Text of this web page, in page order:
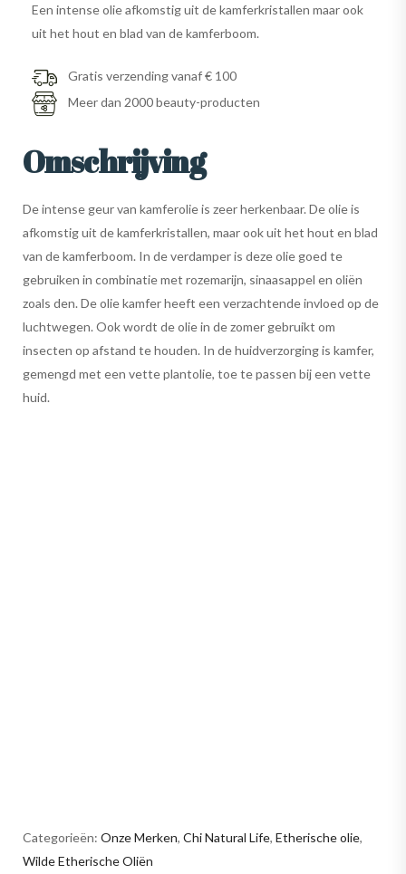
Een intense olie afkomstig uit de kamferkristallen maar ook
uit het hout en blad van de kamferboom.
Gratis verzending vanaf € 100
Meer dan 2000 beauty-producten
Omschrijving
De intense geur van kamferolie is zeer herkenbaar. De olie is
afkomstig uit de kamferkristallen, maar ook uit het hout en blad
van de kamferboom. In de verdamper is deze olie goed te
gebruiken in combinatie met rozemarijn, sinaasappel en oliën
zoals den. De olie kamfer heeft een verzachtende invloed op de
luchtwegen. Ook wordt de olie in de zomer gebruikt om
insecten op afstand te houden. In de huidverzorging is kamfer,
gemengd met een vette plantolie, toe te passen bij een vette
huid.
Categorieën: Onze Merken, Chi Natural Life, Etherische olie,
Wilde Etherische Oliën